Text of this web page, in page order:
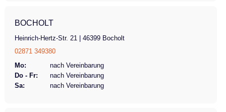
BOCHOLT
Heinrich-Hertz-Str. 21 | 46399 Bocholt
02871 349380
Mo:
nach Vereinbarung
Do - Fr:
nach Vereinbarung
Sa:
nach Vereinbarung